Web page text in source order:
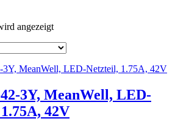
angezeigt
3Y, MeanWell, LED-
42V